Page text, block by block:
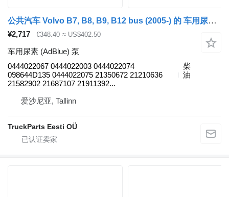
公共汽车 Volvo B7, B8, B9, B12 bus (2005-) 的 车用尿素 (AdBlue) 泵 VOLVO,BOSCH 0444022067
¥2,717 €348.40 ≈ US$402.50
车用尿素 (AdBlue) 泵
0444022067 0444022003 0444022074
098644D135 0444022075 21350672 21210636
21582902 21687107 21911392...
柴
油
爱沙尼亚, Tallinn
TruckParts Eesti OÜ